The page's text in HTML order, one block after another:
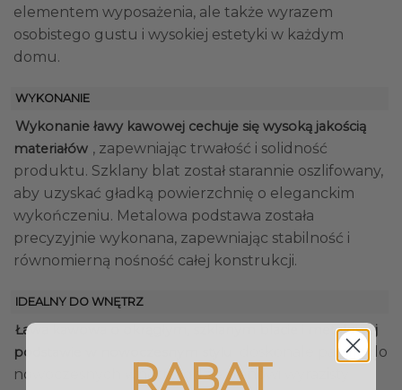
elementem wyposażenia, ale także wyrazem
osobistego gustu i wysokiej estetyki w każdym
domu.
WYKONANIE
Wykonanie ławy kawowej cechuje się wysoką jakością
materiałów , zapewniając trwałość i solidność
produktu. Szklany blat został starannie oszlifowany,
aby uzyskać gładką powierzchnię o eleganckim
wykończeniu. Metalowa podstawa została
precyzyjnie wykonana, zapewniając stabilność i
równomierną nośność całej konstrukcji.
IDEALNY DO WNĘTRZ
Ława kawowa o okrągłym, szklanym blacie i metalowej
podstawie w nowoczesnym stylu
doskonale pasuje do
nowoczesnych wnętrz, gdzie stanowi wyrazisty
RABAT